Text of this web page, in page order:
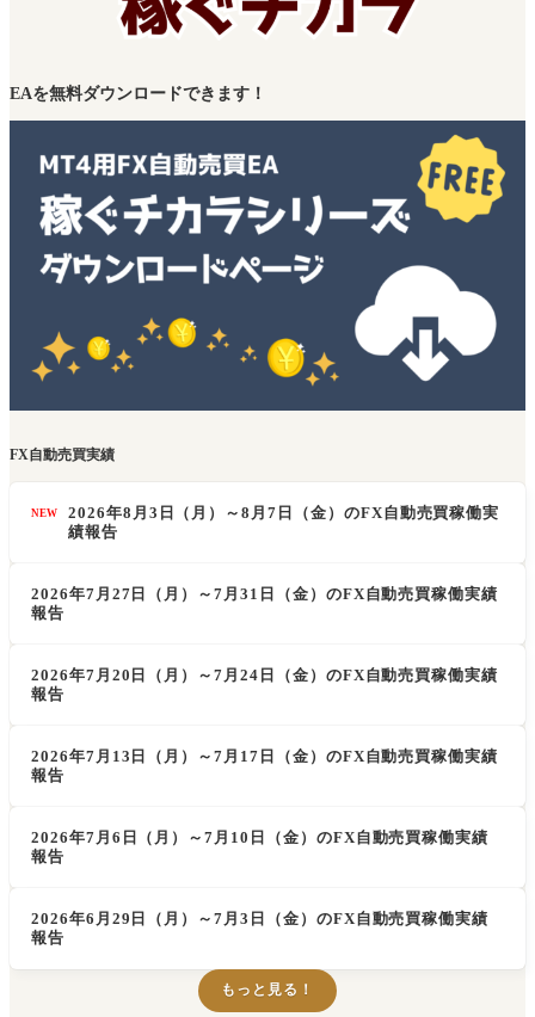
EAを無料ダウンロードできます！
FX自動売買実績
NEW
2026年8月3日（月）～8月7日（金）のFX自動売買稼働実
績報告
2026年7月27日（月）～7月31日（金）のFX自動売買稼働実績
報告
2026年7月20日（月）～7月24日（金）のFX自動売買稼働実績
報告
2026年7月13日（月）～7月17日（金）のFX自動売買稼働実績
報告
2026年7月6日（月）～7月10日（金）のFX自動売買稼働実績
報告
2026年6月29日（月）～7月3日（金）のFX自動売買稼働実績
報告
もっと見る！